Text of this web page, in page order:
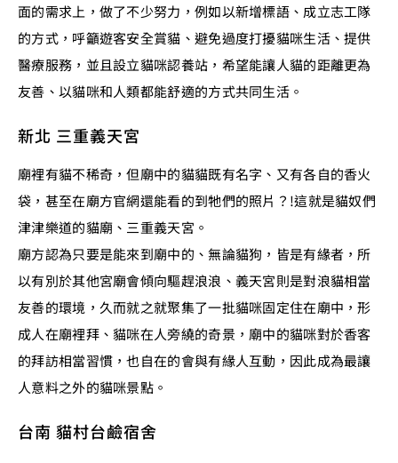
面的需求上，做了不少努力，例如以新增標語、成立志工隊
的方式，呼籲遊客安全賞貓、避免過度打擾貓咪生活、提供
醫療服務，並且設立貓咪認養站，希望能讓人貓的距離更為
友善、以貓咪和人類都能舒適的方式共同生活。
新北 三重義天宮
廟裡有貓不稀奇，但廟中的貓貓既有名字、又有各自的香火
袋，甚至在廟方官網還能看的到牠們的照片？!這就是貓奴們
津津樂道的貓廟、三重義天宮。
廟方認為只要是能來到廟中的、無論貓狗，皆是有緣者，所
以有別於其他宮廟會傾向驅趕浪浪、義天宮則是對浪貓相當
友善的環境，久而就之就聚集了一批貓咪固定住在廟中，形
成人在廟裡拜、貓咪在人旁繞的奇景，廟中的貓咪對於香客
的拜訪相當習慣，也自在的會與有緣人互動，因此成為最讓
人意料之外的貓咪景點。
台南 貓村台鹼宿舍